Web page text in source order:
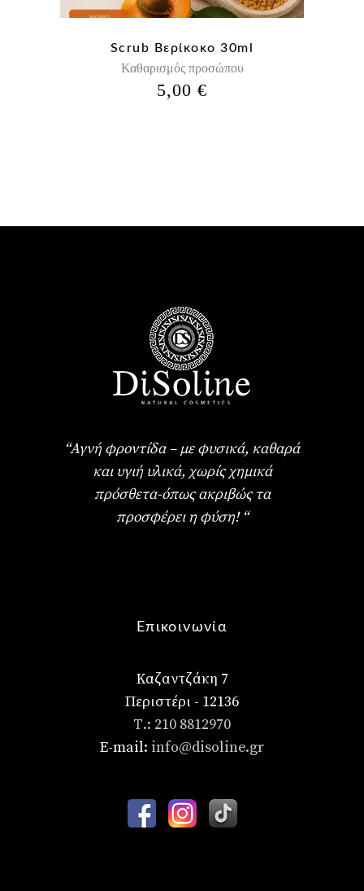
Scrub Βερίκοκο 30ml
Καθαρισμός προσώπου
5,00€
“Αγνή φροντίδα – με φυσικά, καθαρά
και υγιή υλικά, χωρίς χημικά
πρόσθετα-όπως ακριβώς τα
προσφέρει η φύση! “
Επικοινωνία
Καζαντζάκη 7
Περιστέρι - 12136
Τ.: 210 8812970
E-mail: info@disoline.gr